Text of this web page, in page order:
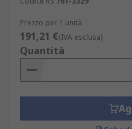
Prezzo per 1 unità
191,21 €(IVA esclusa)
Quantità